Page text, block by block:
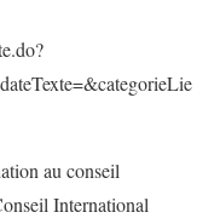
au conseil
International